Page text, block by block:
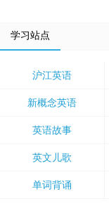
学习站点
沪江英语
新概念英语
英语故事
英文儿歌
单词背诵